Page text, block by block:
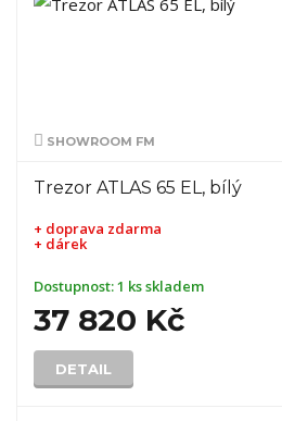
SHOWROOM FM
Trezor ATLAS 65 EL, bílý
+ doprava zdarma
+ dárek
Dostupnost:1 ks skladem
37 820 Kč
DETAIL